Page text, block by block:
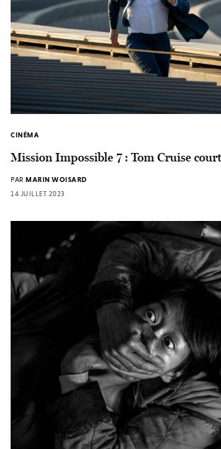
CINÉMA
Mission Impossible 7 : Tom Cruise
PAR MARIN WOISARD
14 JUILLET 2023